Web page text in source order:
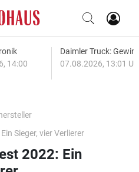
14:00
Daimler Truck:
07.08.2026, 13:01
Sieger, vier Verlierer
2022: Ein